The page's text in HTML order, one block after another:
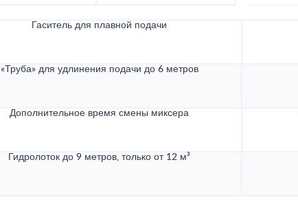
Гаситель для плавной подачи
«Труба» для удлинения подачи до 6 метров
Дополнительное время смены миксера
Гидролоток до 9 метров, только от 12 м³